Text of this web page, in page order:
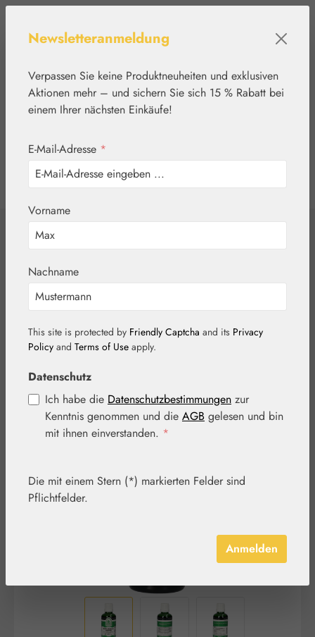
Werkzeugleiste anzeigen
Home
Teufelskralle
Tropfen
Bildergalerie überspringen
Newsletteranmeldung
Verpassen Sie keine Produktneuheiten und exklusiven
Aktionen mehr – und sichern Sie sich 15 % Rabatt bei
einem Ihrer nächsten Einkäufe!
E-Mail-Adresse *
Vorname
Nachname
This site is protected by Friendly Captcha and its Privacy
Policy and Terms of Use apply.
Datenschutz
Ich habe die Datenschutzbestimmungen zur
Kenntnis genommen und die AGB gelesen und bin
mit ihnen einverstanden. *
Die mit einem Stern (*) markierten Felder sind
Pflichtfelder.
Anmelden